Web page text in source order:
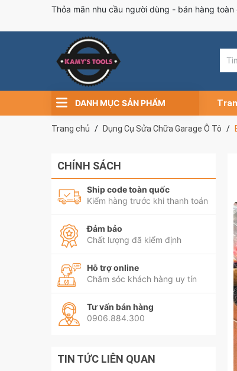
Thỏa mãn nhu cầu người dùng - bán hàng toàn
DANH MỤC SẢN PHẨM
Trang chủ Dụng Cụ Sửa Chữa Garage Ô Tô
CHÍNH SÁCH
Ship code toàn quốc
Kiểm hàng trước khi thanh toán
Đảm bảo
Chất lượng đã kiểm định
Hỗ trợ online
Chăm sóc khách hàng uy tín
Tư vấn bán hàng
0906.884.300
TIN TỨC LIÊN QUAN